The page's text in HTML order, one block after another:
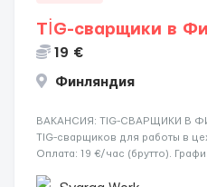
TİG-сварщики в
19 €
Финляндия
​​ВАКАНСИЯ: TIG-СВАРЩИКИ В
TIG-сварщиков для работы в
Оплата: 19 €/час (брутто).